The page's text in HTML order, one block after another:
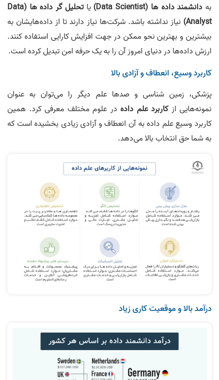
به دانشمند داده ها (Data Scientist) یا
تحلیل گر داده ها (Data
Analyst) نیاز نداشته باشد. شرکت‌ها نیاز دارند تا از داده‌هایشان به
بیشترین و بهترین نحو ممکن در جهت افزایش کارایی استفاده کنند.
ارزش داده‌ها در دنیای امروز آن را به یک حرفه امن تبدیل کرده است.
کاربرد وسیع، انعطاف و آزادی بالا
پزشکی، زمین شناسی و صدها علم دیگر را می‌توان به عنوان
نمونه‌هایی ازکاربرد علم داده در علوم مختلف معرفی کرد. همین
کاربرد وسیع علم داده به آن انعطاف و آزادی زیادی بخشیده است که
به شما حق انتخاب بالا می‌دهد.
درآمد بالا و موقعیت کاری زیاد